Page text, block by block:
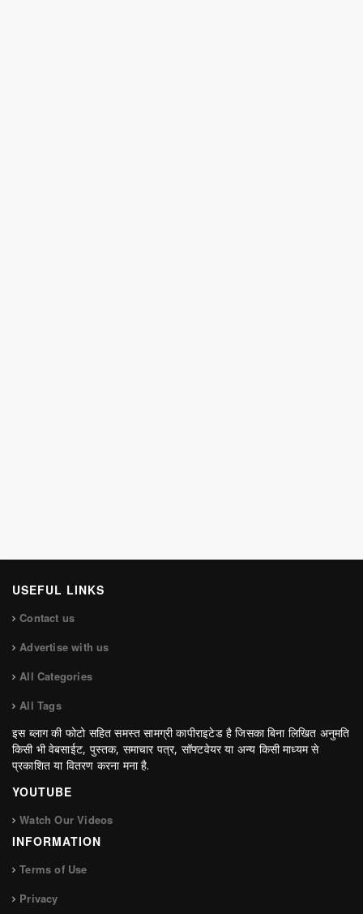
USEFUL LINKS
Contact us
Advertise with us
All Categories
All Tags
इस ब्लाग की फोटो सहित समस्त सामग्री कापीराइटेड है जिसका बिना लिखित अनुमति
किसी भी वेबसाईट, पुस्तक, समाचार पत्र, सॉफ्टवेयर या अन्य किसी माध्यम से
प्रकाशित या वितरण करना मना है.
YOUTUBE
Watch Our Videos
INFORMATION
Terms of Use
Privacy